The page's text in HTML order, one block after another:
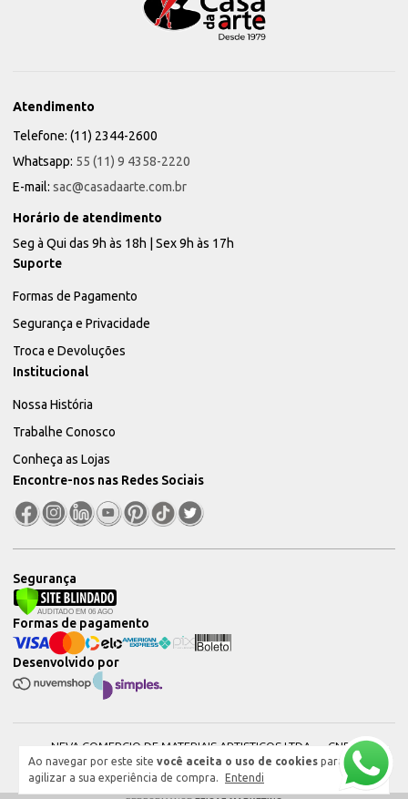
Ao navegar por este site você aceita o uso de cookies para
agilizar a sua experiência de compra.
Entendi
Atendimento
Telefone: (11) 2344-2600
Whatsapp: 55 (11) 9 4358-2220
E-mail: sac@casadaarte.com.br
Horário de atendimento
Seg à Qui das 9h às 18h | Sex 9h às 17h
Suporte
Formas de Pagamento
Segurança e Privacidade
Troca e Devoluções
Institucional
Nossa História
Trabalhe Conosco
Conheça as Lojas
Encontre-nos nas Redes Sociais
Segurança
Desenvolvido por
Formas de pagamento
NEVA COMERCIO DE MATERIAIS ARTISTICOS LTDA — CNPJ:
51604544000101 © 2026. Todos os direitos reservados.